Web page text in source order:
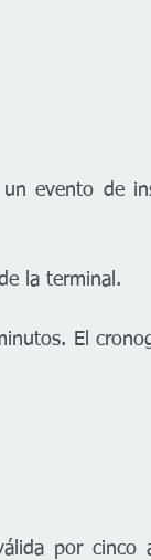
evento de
la terminal.
El
por cinco